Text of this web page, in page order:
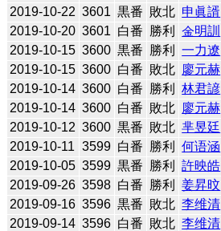
2019-10-22 3601 黒番 敗北 申眞諝
2019-10-20 3601 白番 勝利 金明訓
2019-10-15 3600 黒番 勝利 一力遼
2019-10-15 3600 白番 敗北 廖元赫
2019-10-14 3600 白番 勝利 林君諺
2019-10-14 3600 白番 敗北 廖元赫
2019-10-12 3600 黒番 敗北 芈昱廷
2019-10-11 3599 白番 勝利 何语涵
2019-10-05 3599 黒番 勝利 許映皓
2019-09-26 3598 白番 勝利 姜昇旼
2019-09-16 3596 黒番 敗北 李维清
2019-09-14 3596 白番 敗北 李维清